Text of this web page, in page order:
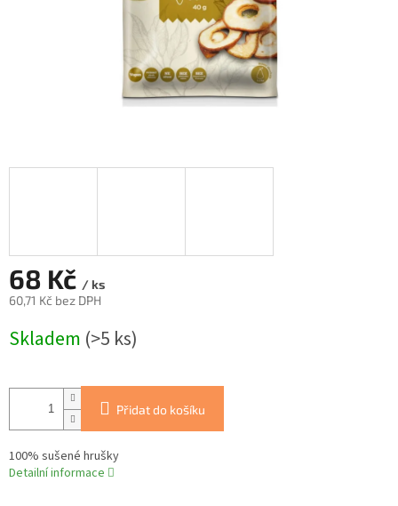
68 Kč / ks
60,71 Kč bez DPH
cena:
Skladem (>5 ks)
Přidat do košíku
100% sušené hrušky
Detailní informace